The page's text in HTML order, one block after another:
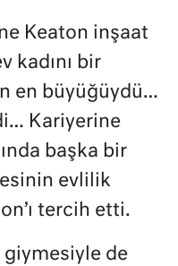
Keaton inşaat
kadını bir
en büyüğüydü…
Kariyerine
başka bir
evlilik
tercih etti.
de